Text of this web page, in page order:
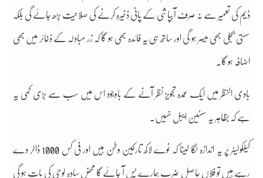
ڈیم کی تعمیر سے نہ صرف آبپاشی کے پانی ذخیرہ کرنے کی صلاحیت بڑھ جائے گی بلکہ
سستی بجلی بھی میسر ہو گی اور ساتھ ہی یہ فائدہ بھی ہو گا کہ زر مبادلہ کے ذخائر میں بھی
اضافہ ہو گا۔
بادی النظر میں ایک عمدہ تجویز نظر آنے کے باوجود اس میں سب سے بڑی کمی یہ
ہے کہ بظاہر یہ سسٹین ایبل نہیں۔
کیلکولیٹر پر یہ اندازہ لگا لینا کہ نوے لاکھ تارکین وطن ہیں اور فی کس 1000 ڈالر دے
رہے ہیں تو فلاں حاصل ضرب ہمارے پس آ جائے گا محض سادہ لوحی کی بات ہو گی